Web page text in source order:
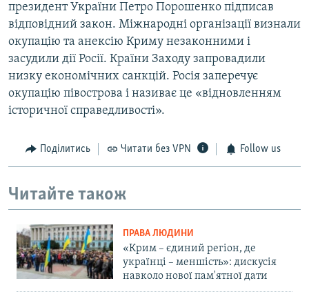
президент України Петро Порошенко підписав
відповідний закон. Міжнародні організації визнали
окупацію та анексію Криму незаконними і
засудили дії Росії. Країни Заходу запровадили
низку економічних санкцій. Росія заперечує
окупацію півострова і називає це «відновленням
історичної справедливості».
Поділитись Читати без VPN Follow us
Читайте також
ПРАВА ЛЮДИНИ
«Крим – єдиний регіон, де
українці – меншість»: дискусія
навколо нової пам'ятної дати